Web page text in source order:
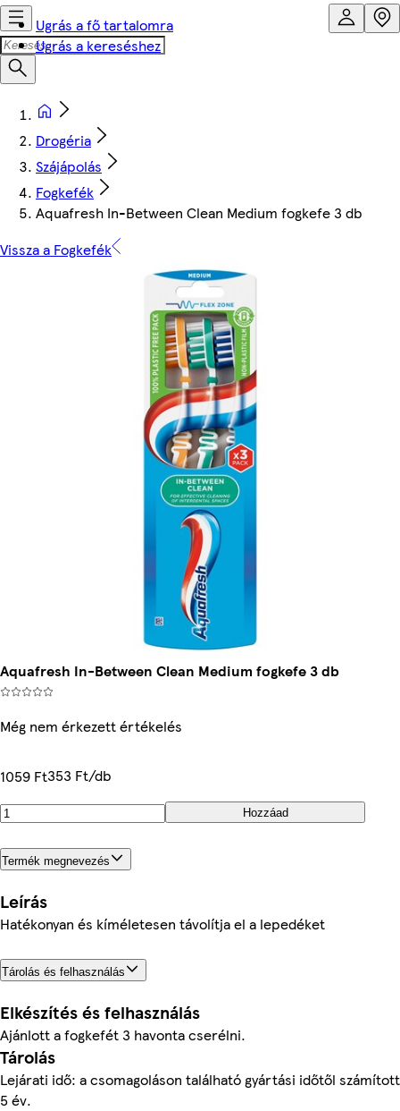
Ugrás a fő tartalomra
Ugrás a kereséshez
Drogéria
Szájápolás
Fogkefék
Aquafresh In-Between Clean Medium fogkefe 3 db
Vissza a Fogkefék
Aquafresh In-Between Clean Medium fogkefe 3 db
Még nem érkezett értékelés
1059 Ft353 Ft/db
Hozzáad
Termék megnevezés
Leírás
Hatékonyan és kíméletesen távolítja el a lepedéket
Tárolás és felhasználás
Elkészítés és felhasználás
Ajánlott a fogkefét 3 havonta cserélni.
Tárolás
Lejárati idő: a csomagoláson található gyártási időtől számított
5 év.